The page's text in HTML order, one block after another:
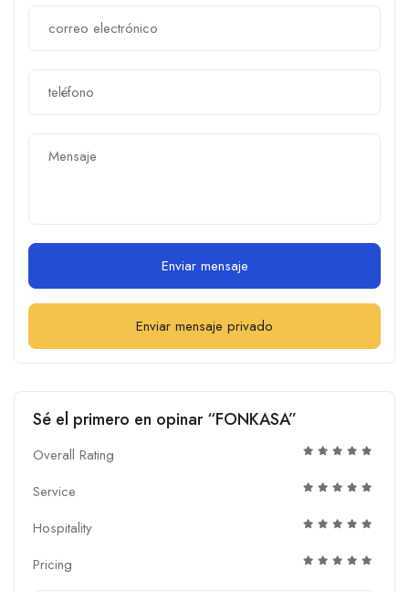
Enviar mensaje
Enviar mensaje privado
Sé el primero en opinar “FONKASA”
Overall Rating
Service
Hospitality
Pricing